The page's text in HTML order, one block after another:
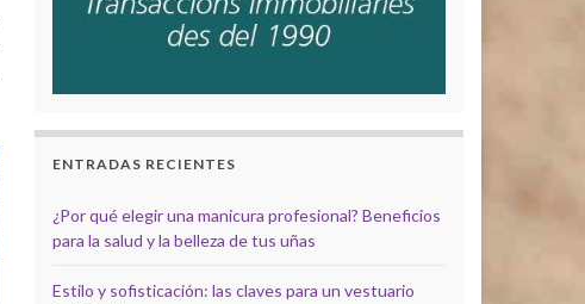
ENTRADAS RECIENTES
¿Por qué elegir una manicura profesional? Beneficios
para la salud y la belleza de tus uñas
Estilo y sofisticación: las claves para un vestuario